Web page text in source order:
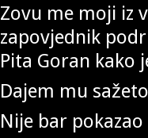
Zovu me moji iz
zapovjednik
Pita Goran kako
Dajem mu
Nije bar